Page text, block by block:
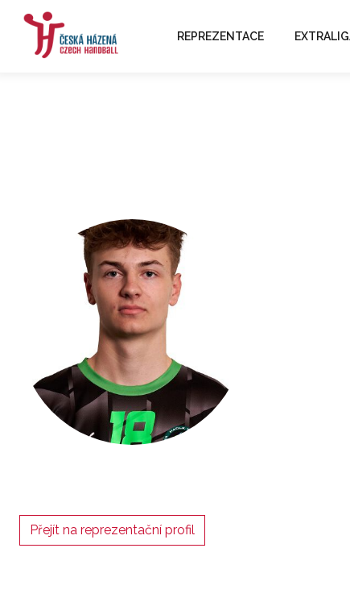
REPREZENTACE
Přejít na reprezentační profil